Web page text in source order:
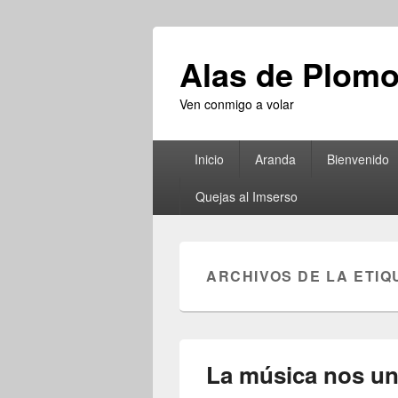
Alas de Plomo
Ven conmigo a volar
principalInicio Aranda Bienvenido
Quejas al Imserso
ARCHIVOS DE LA
La música nos